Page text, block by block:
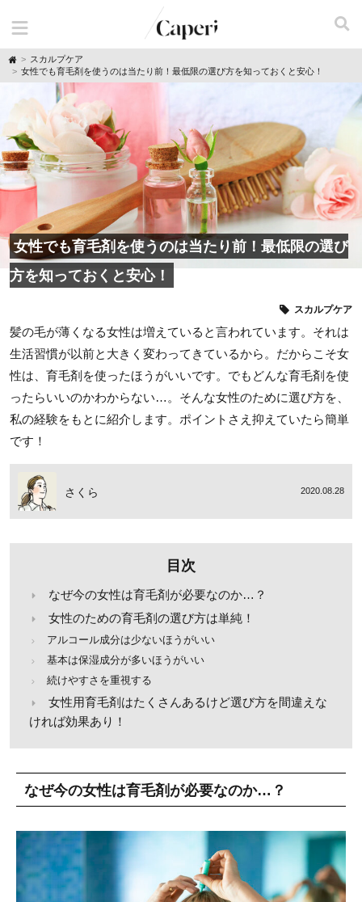
H
o
m
スカルプケア
女性でも育毛剤を使うのは当たり前！最低限の選び方を知っておくと安心！
女性でも育毛剤を使うのは当たり前！最低限の選び
方を知っておくと安心！
スカルプケア
髪の毛が薄くなる女性は増えていると言われています。それは
生活習慣が以前と大きく変わってきているから。だからこそ女
性は、育毛剤を使ったほうがいいです。でもどんな育毛剤を使
ったらいいのかわからない…。そんな女性のために選び方を、
私の経験をもとに紹介します。ポイントさえ抑えていたら簡単
です！
さくら 2020.08.28
目次
なぜ今の女性は育毛剤が必要なのか…？
女性のための育毛剤の選び方は単純！
アルコール成分は少ないほうがいい
基本は保湿成分が多いほうがいい
続けやすさを重視する
女性用育毛剤はたくさんあるけど選び方を間違えな
ければ効果あり！
なぜ今の女性は育毛剤が必要なのか…？